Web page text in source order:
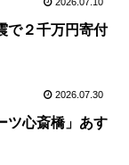
で２千万円寄付
2026.07.30
ツ心斎橋」あす